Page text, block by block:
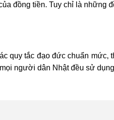
đồng tiền. Tuy chỉ là những
tắc đạo đức chuẩn mức,
người dân Nhật đều sử